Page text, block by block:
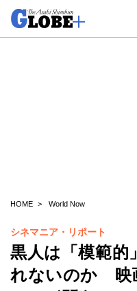
HOME World Now
シネマニア・リポート
黒人は「模範的
れないのか 映